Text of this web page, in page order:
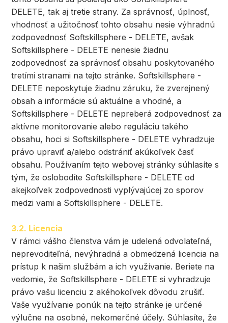
DELETE, tak aj tretie strany. Za správnosť, úplnosť,
vhodnosť a užitočnosť tohto obsahu nesie výhradnú
zodpovednosť Softskillsphere - DELETE, avšak
Softskillsphere - DELETE nenesie žiadnu
zodpovednosť za správnosť obsahu poskytovaného
tretími stranami na tejto stránke. Softskillsphere -
DELETE neposkytuje žiadnu záruku, že zverejnený
obsah a informácie sú aktuálne a vhodné, a
Softskillsphere - DELETE nepreberá zodpovednosť za
aktívne monitorovanie alebo reguláciu takého
obsahu, hoci si Softskillsphere - DELETE vyhradzuje
právo upraviť a/alebo odstrániť akúkoľvek časť
obsahu. Používaním tejto webovej stránky súhlasíte s
tým, že oslobodíte Softskillsphere - DELETE od
akejkoľvek zodpovednosti vyplývajúcej zo sporov
medzi vami a Softskillsphere - DELETE.
3.2. Licencia
V rámci vášho členstva vám je udelená odvolateľná,
neprevoditeľná, nevýhradná a obmedzená licencia na
prístup k našim službám a ich využívanie. Beriete na
vedomie, že Softskillsphere - DELETE si vyhradzuje
právo vašu licenciu z akéhokoľvek dôvodu zrušiť.
Vaše využívanie ponúk na tejto stránke je určené
výlučne na osobné, nekomerčné účely. Súhlasíte, že